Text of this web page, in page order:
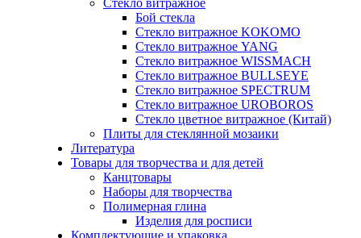
Стекло витражное
Бой стекла
Стекло витражное KOKOMO
Стекло витражное YANG
Стекло витражное WISSMACH
Стекло витражное BULLSEYE
Стекло витражное SPECTRUM
Стекло витражное UROBOROS
Стекло цветное витражное (Китай)
Плиты для стеклянной мозаики
Литература
Товары для творчества и для детей
Канцтовары
Наборы для творчества
Полимерная глина
Изделия для росписи
Комплектующие и упаковка